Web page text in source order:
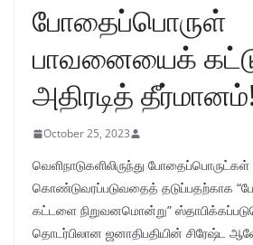
போதைப்பொருள்
பாவனையைக்
அதிரடித்
October 25, 2023
வெளிநாடுகளிலிருந்து போதைப்பொருட்கள்
கொண்டுவரப்படுவதைத் தடுப்பதற்காக
கட்டளை நிறுவனமொன்று”
தொடர்பிலான ஜனாதிபதியின் சிரேஷ்ட